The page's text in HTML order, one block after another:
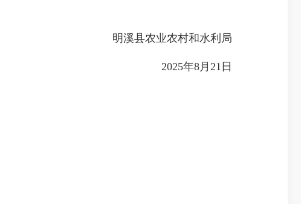
明溪县农业农村和水利局
2025年8月21日